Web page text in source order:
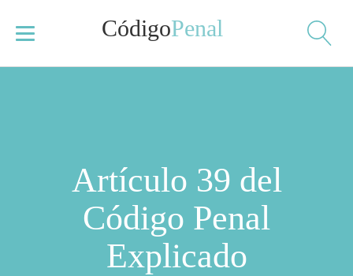
CódigoPenal
Artículo 39 del
Código Penal
Explicado